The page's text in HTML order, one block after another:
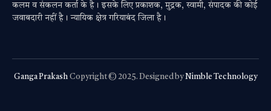
कलम व संकलन कर्ता के है। इसके लिए प्रकाशक, मुद्रक, स्वामी, संपादक की कोई
जवाबदारी नहीं है। न्यायिक क्षेत्र गरियाबंद जिला है।
Ganga Prakash Copyright © 2025. Designed byNimble Technology